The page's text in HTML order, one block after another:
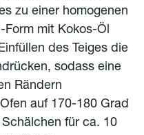
zu einer homogenen
Form mit Kokos-Öl
des Teiges die
sodass eine
Rändern
auf 170-180 Grad
für ca. 10